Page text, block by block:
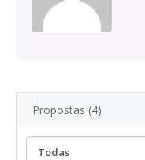
Propostas (4)